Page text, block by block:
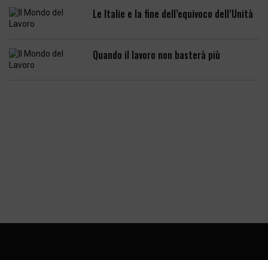
Le Italie e la fine dell’equivoco dell’Unità
Quando il lavoro non basterà più